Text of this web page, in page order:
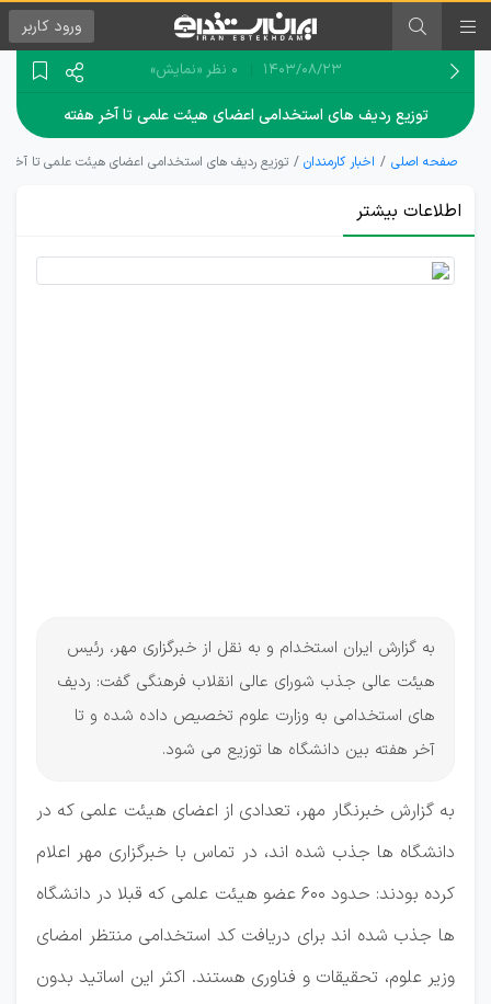
ورود کاربر
۱۴۰۳/۰۸/۲۳ 0 نظر «نمایش»
توزیع ردیف های استخدامی اعضای هیئت علمی تا آخر هفته
صفحه اصلی اخبار کارمندان توزیع ردیف های استخدامی اعضای هیئت علمی تا آخر
اطلاعات بیشتر
وزارت
به گزارش ایران استخدام و به نقل از خبرگزاری مهر، رئیس
هیئت عالی جذب شورای عالی انقلاب فرهنگی گفت: ردیف
های استخدامی به وزارت علوم تخصیص داده شده و تا
آخر هفته بین دانشگاه ها توزیع می شود.
به گزارش خبرنگار مهر، تعدادی از اعضای هیئت علمی که در
دانشگاه ها جذب شده اند، در تماس با خبرگزاری مهر اعلام
کرده بودند: حدود ۶۰۰ عضو هیئت علمی که قبلا در دانشگاه
ها جذب شده اند برای دریافت کد استخدامی منتظر امضای
وزیر علوم، تحقیقات و فناوری هستند. اکثر این اساتید بدون